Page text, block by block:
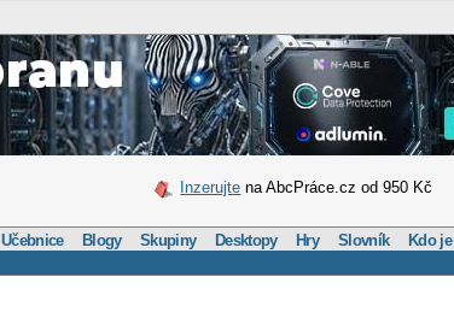
Inzerujte na AbcPráce.cz od 950 Kč
Učebnice Blogy Skupiny Desktopy Hry Slovník Kdo je